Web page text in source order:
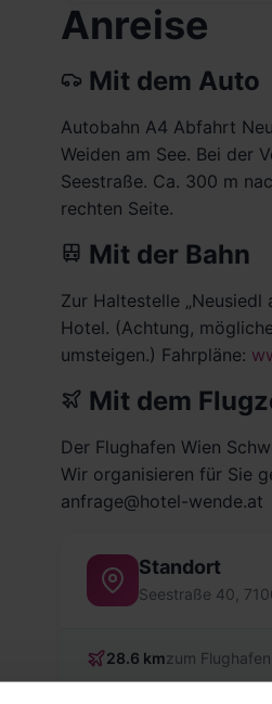
Anreise
Mit dem Auto
Autobahn A4 Abfahrt
Weiden am See. Bei der
Seestraße. Ca. 300 m
rechten Seite.
Mit der Bahn
Zur Haltestelle „Neusiedl
Hotel. (Achtung,
umsteigen.) Fahrpläne:
Mit dem
Der Flughafen Wien
Wir organisieren für Sie
anfrage@hotel-wende.at
Standort
Seestraße 40,
28.6 kmzum Flughafen